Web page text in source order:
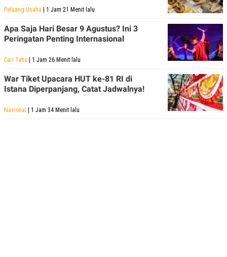
Peluang Usaha | 1 Jam 21 Menit lalu
Apa Saja Hari Besar 9 Agustus? Ini 3
Peringatan Penting Internasional
Cari Tahu | 1 Jam 26 Menit lalu
War Tiket Upacara HUT ke-81 RI di
Istana Diperpanjang, Catat Jadwalnya!
Nasional | 1 Jam 34 Menit lalu